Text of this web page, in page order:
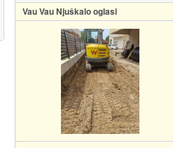
Vau Vau Njuškalo oglasi